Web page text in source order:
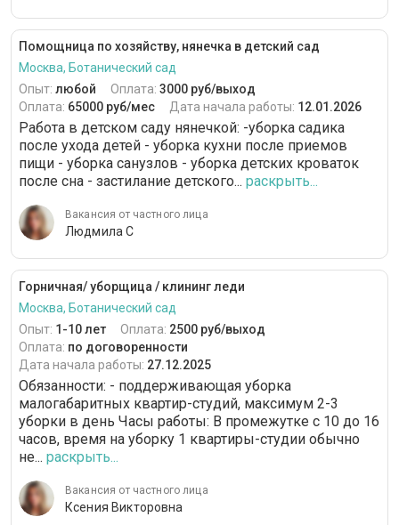
Помощница по хозяйству, нянечка в детский сад
Москва, Ботанический сад
Опыт: любой Оплата: 3000 руб/выход
Оплата: 65000 руб/мес Дата начала работы: 12.01.2026
Работа в детском саду нянечкой: -уборка садика
после ухода детей - уборка кухни после приемов
пищи - уборка санузлов - уборка детских кроваток
после сна - застилание детского... раскрыть...
Вакансия от частного лица
Людмила С
Горничная/ уборщица / клининг леди
Москва, Ботанический сад
Опыт: 1-10 лет Оплата: 2500 руб/выход
Оплата: по договоренности
Дата начала работы: 27.12.2025
Обязанности: - поддерживающая уборка
малогабаритных квартир-студий, максимум 2-3
уборки в день Чаcы paботы: В промежутке c 10 до 16
часов, время на уборку 1 квартиры-студии обычно
не... раскрыть...
Вакансия от частного лица
Ксения Викторовна